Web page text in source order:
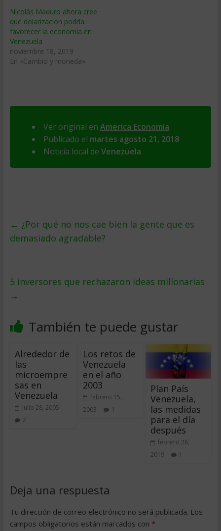
Nicolás Maduro ahora cree
que dolarización podría
favorecer la economía en
Venezuela
noviembre 18, 2019
En «Cambio y moneda»
Ver original en America Economia
Publicado el martes agosto 21, 2018
Noticia local de Venezuela
← ¿Por qué no nos cae bien la gente que es
demasiado agradable?
5 inversores que rechazaron ideas millonarias
→
También te puede gustar
Alrededor de
las
microempre
sas en
Venezuela
julio 28, 2005
2
Los retos de
Venezuela
en el año
2003
febrero 15,
2003
1
Plan País
Venezuela,
las medidas
para el día
después
febrero 28,
2019
1
Deja una respuesta
Tu dirección de correo electrónico no será publicada. Los
campos obligatorios están marcados con *